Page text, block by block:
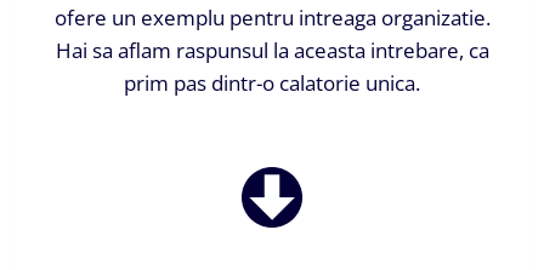
ofere un exemplu pentru intreaga organizatie.
Hai sa aflam raspunsul la aceasta intrebare, ca
prim pas dintr-o calatorie unica.